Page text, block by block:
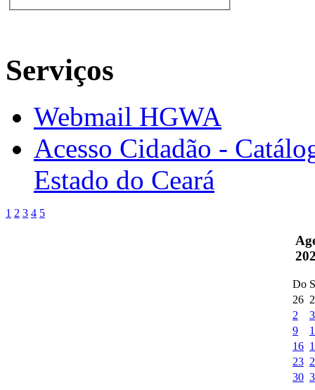
Serviços
Webmail HGWA
Acesso Cidadão -
Estado do Ceará
1 2 3 4 5
Do
26
2
3
9
16
23
30